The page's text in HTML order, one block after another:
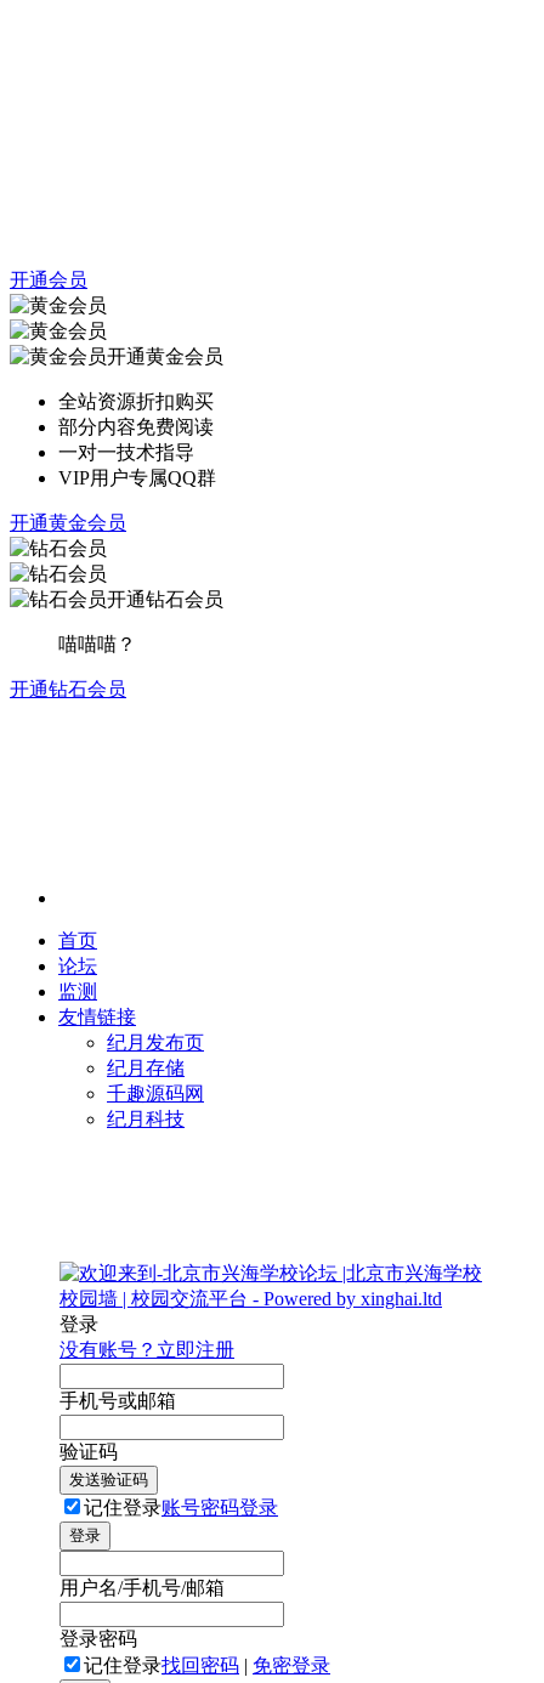
开通会员
开通黄金会员
全站资源折扣购买
部分内容免费阅读
一对一技术指导
VIP用户专属QQ群
开通黄金会员
开通钻石会员
喵喵喵？
开通钻石会员
首页
论坛
监测
友情链接
纪月发布页
纪月存储
千趣源码网
纪月科技
登录
没有账号？立即注册
手机号或邮箱
验证码
发送验证码
记住登录账号密码登录
登录
用户名/手机号/邮箱
登录密码
记住登录找回密码 | 免密登录